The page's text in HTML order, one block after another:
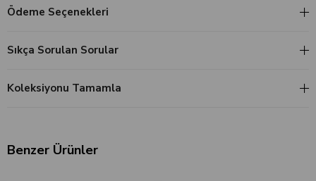
Ödeme Seçenekleri
Sıkça Sorulan Sorular
Koleksiyonu Tamamla
Benzer Ürünler